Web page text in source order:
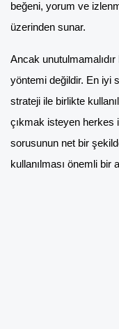
beğeni, yorum ve
üzerinden sunar.
Ancak
yöntemi değildir. En iyi
strateji ile birlikte
çıkmak isteyen herkes
sorusunun net bir
kullanılması önemli bir